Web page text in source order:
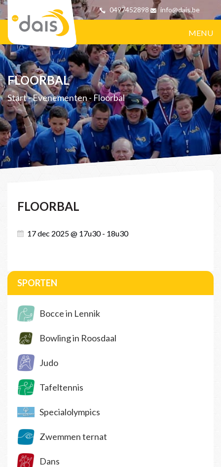
0497452898 info@dais.be
MENU
FLOORBAL
Start-Evenementen-Floorbal
FLOORBAL
17 dec 2025 @ 17u30 - 18u30
SPORTEN
Bocce in Lennik
Bowling in Roosdaal
Judo
Tafeltennis
Specialolympics
Zwemmen ternat
Dans